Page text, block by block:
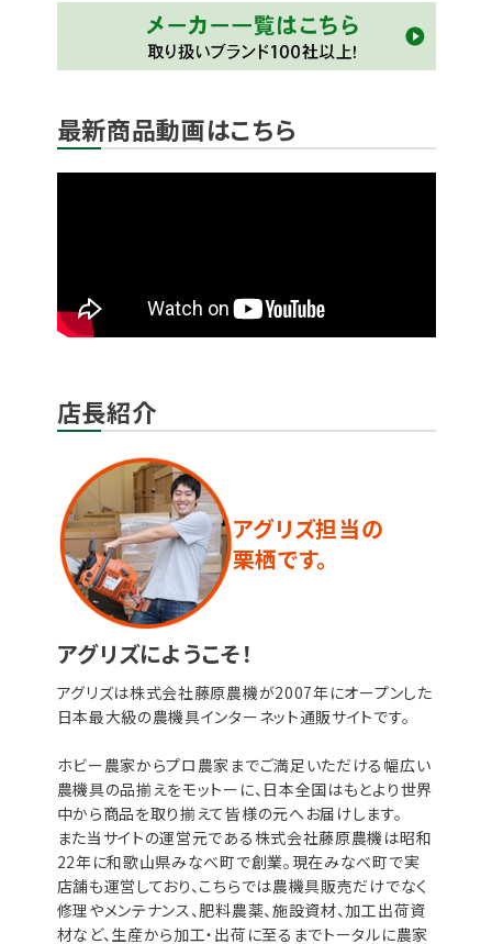
最新商品動画はこちら
店長紹介
アグリズ担当の
栗栖です。
アグリズにようこそ！
アグリズは株式会社藤原農機が2007年にオープンした
日本最大級の農機具インターネット通販サイトです。
ホビー農家からプロ農家までご満足いただける幅広い
農機具の品揃えをモットーに、日本全国はもとより世界
中から商品を取り揃えて皆様の元へお届けします。
また当サイトの運営元である株式会社藤原農機は昭和
22年に和歌山県みなべ町で創業。現在みなべ町で実
店舗も運営しており、こちらでは農機具販売だけでなく
修理やメンテナンス、肥料農薬、施設資材、加工出荷資
材など、生産から加工・出荷に至るまでトータルに農家